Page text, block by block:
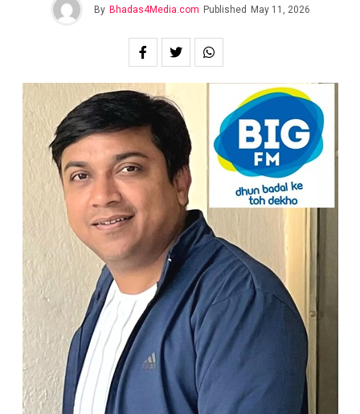
By Bhadas4Media.com Published May 11, 2026